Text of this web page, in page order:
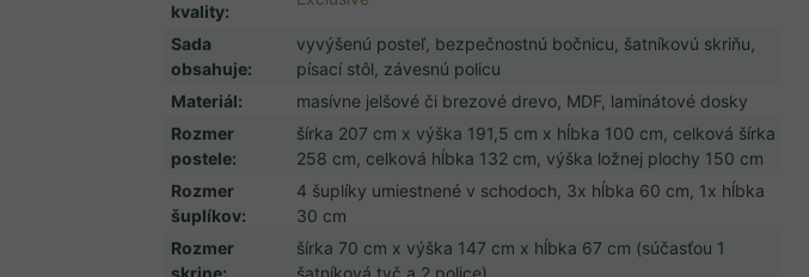
kvality:
Sada
obsahuje:
vyvýšenú posteľ, bezpečnostnú bočnicu, šatníkovú skriňu,
písací stôl, závesnú policu
Materiál:
masívne jelšové či brezové drevo, MDF, laminátové dosky
Rozmer
postele:
šírka 207 cm x výška 191,5 cm x hĺbka 100 cm, celková šírka
258 cm, celková hĺbka 132 cm, výška ložnej plochy 150 cm
Rozmer
šuplíkov:
4 šuplíky umiestnené v schodoch, 3x hĺbka 60 cm, 1x hĺbka
30 cm
Rozmer
skrine:
šírka 70 cm x výška 147 cm x hĺbka 67 cm (súčasťou 1
šatníková tyč a 2 police)